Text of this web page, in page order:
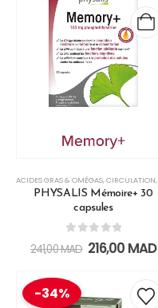
ACIDES GRAS & OMÉGAS,CIRCULATION,
PHYSALIS Mémoire+ 30
capsules
out of 5
241,00MAD 216,00 MAD
-34%